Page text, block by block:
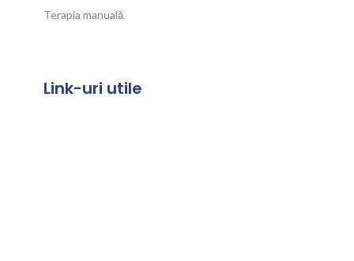
Terapia manuală
Link-uri utile